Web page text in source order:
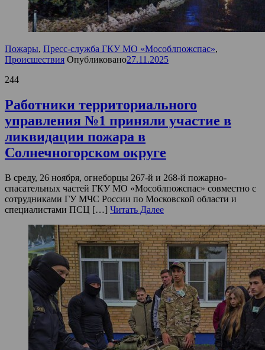
Пожары, Пресс-служба ГКУ МО «Мособлпожспас»,
Происшествия Опубликовано27.11.2025
244
Работники территориального
управления №1 приняли участие в
ликвидации пожара в
Солнечногорском округе
В среду, 26 ноября, огнеборцы 267-й и 268-й пожарно-
спасательных частей ГКУ МО «Мособлпожспас» совместно с
сотрудниками ГУ МЧС России по Московской области и
специалистами ПСЦ […] Читать Далее